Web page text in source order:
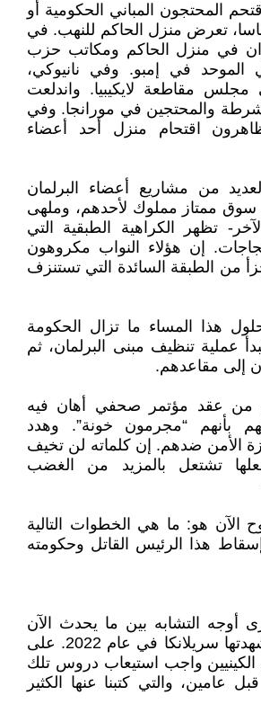
المحتجون المباني الحكومية أو
تعرض منزل الحاكم للنهب. في
في منزل الحاكم ومكاتب حزب
الموحد في إمبو. وفي نانيوكي،
مقاطعة لايكيبيا. واندلعت
والمحتجين في مورانجا. وفي
اقتحام منزل أحد أعضاء
من مشاريع أعضاء البرلمان
سوق ممتاز مملوك لأحدهم، وملهى
تظهر الكراهية الطبقية التي
إن هؤلاء النواب مكروهون
من الطبقة السائدة التي تستنزف
هذا المساء ما تزال الحكومة
عملية تنظيف مبنى البرلمان، ثم
إلى مقاعدهم.
من عقد مؤتمر صحفي أهان فيه
بأنهم “مجرمون خونة”. وهدد
الأمن ضدهم. إن كلماته لن تخيف
تشتعل بالمزيد من الغضب
الآن هو: ما هي الخطوات التالية
هذا الرئيس القاتل وحكومته
أوجه التشابه بين ما يحدث الآن
وبين الأحداث التي شهدتها سريلانكا في عام 2022. على
الكينيين واجب استيعاب دروس تلك
عامين، والتي كتبنا عنها الكثير